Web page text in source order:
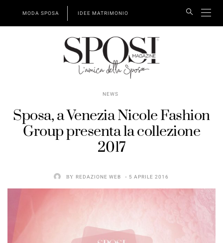
MODA SPOSA IDEE MATRIMONIO
NEWS
Sposa, a Venezia Nicole Fashion
Group presenta la collezione
2017
BY REDAZIONE WEB 5 APRILE 2016